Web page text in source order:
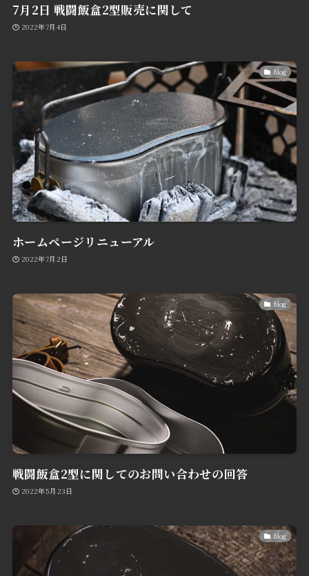
7月2日 戦闘飯盒2型販売に関して
2022年7月4日
blog
ホームページリニューアル
2022年7月2日
blog
戦闘飯盒2型に関してのお問い合わせの回答
2022年5月23日
blog